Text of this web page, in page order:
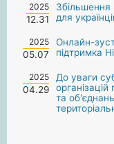
2025
12.31
Збільшення
для
2025
05.07
Онлайн-
підтримка
2025
04.29
До уваги
організацій
та